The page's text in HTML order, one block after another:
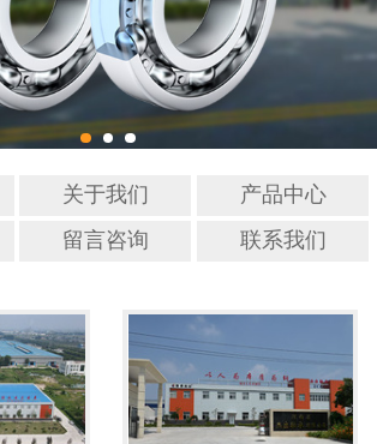
关于我们
产品中心
留言咨询 联系我们